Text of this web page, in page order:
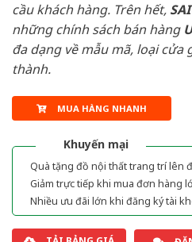
cầu khách hàng. Trên hết,
những chính sách bán hàng
đa dạng về mẫu mã, loại cửa
thành.
MUA HÀNG NHANH
Khuyến mại
Quà tặng đồ nội thất trang trí lên
Giảm trực tiếp khi mua đơn hàng
Nhiều ưu đãi lớn khi đăng ký tài